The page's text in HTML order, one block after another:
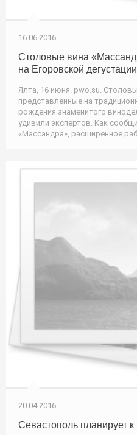
16.06.2016
Столовые вина
на Егоровской дегустации
Ялта, 16 июня. pwo.su.
представленные на
рождения знаменитого
удивили экспертов. Как
«Массандра», расширенное
20.04.2016
Севастополь планирует к